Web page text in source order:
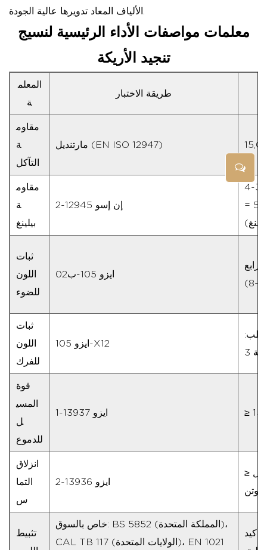
معلمات مواصفات الأداء الرئيسية لنسيج
تنجيد الأريكة
المعلم
ة
طريقة الاختبار
مقاوم
ة
التآكل
مارتنديل (EN ISO 12947)
مقاوم
ة
بيلينغ
إن إسو 12945-2
الحد الأدنى للصف 3-4
(مقياس من 5 نقاط، 5 =
ثبات
اللون
للضوء
ايزو 105-ب02
ثبات
اللون
للفرك
ايزو 105-X12
4 / رطب:
3
قوة
المسي
ل
للدموع
ايزو 13937-1
انزلاق
التما
س
ايزو 13936-2
≥ فتحة 6 مم عند حمل
تثبيط
خاص بالسوق: BS 5852 (المملكة المتحدة)،
CAL TB 117 (الولايات المتحدة)، EN 1021